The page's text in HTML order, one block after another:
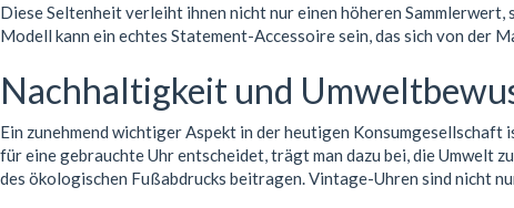
Diese Seltenheit verleiht ihnen nicht nur einen höheren
Modell kann ein echtes Statement-Accessoire sein, das sich von der
Nachhaltigkeit und
Ein zunehmend wichtiger Aspekt in der heutigen
für eine gebrauchte Uhr entscheidet, trägt man dazu bei, die Umwelt
des ökologischen Fußabdrucks beitragen. Vintage-Uhren sind nicht